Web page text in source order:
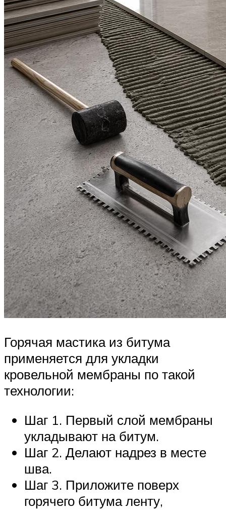
Горячая мастика из битума
применяется для укладки
кровельной мембраны по такой
технологии:
Шаг 1. Первый слой мембраны
укладывают на битум.
Шаг 2. Делают надрез в месте
шва.
Шаг 3. Приложите поверх
горячего битума ленту,